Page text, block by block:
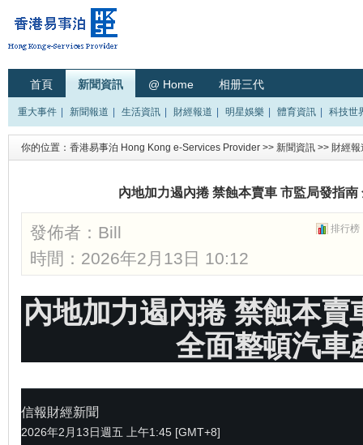
首頁 新聞資訊 @ Home 相册三代
重大事件 新聞報道 生活資訊 財經報道 明星娛樂 體育資訊 科技世
你的位置： 香港易事泊 Hong Kong e-Services Provider >> 新聞資訊 >> 財經報
內地加力遏內捲 禁蝕本賣車 市監局發指南
排行榜
發佈者： Bill
時間：2026年2月13日 10:12
內地加力遏內捲 禁蝕本賣
全面整頓汽車
信報財經新聞
2026年2月13日週五 上午1:45 [GMT+8]